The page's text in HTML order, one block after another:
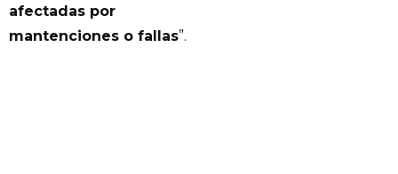
afectadas por
mantenciones o fallas”.